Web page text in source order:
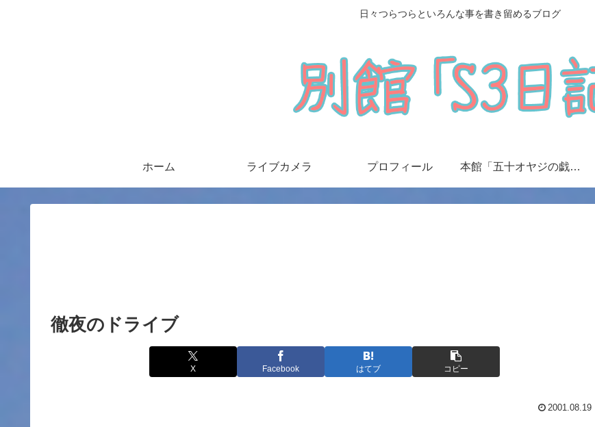
日々つらつらといろんな事を書き留めるブログ
ホーム ライブカメラ プロフィール 本館「五十オヤジの戯言日記」
徹夜のドライブ
X Facebook はてブ コピー
2001.08.19